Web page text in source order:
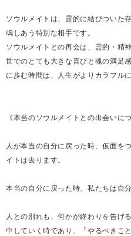
ソウルメイトは、霊的に結びついた
鳴しあう特別な相手です。
ソウルメイトとの再会は、霊的・精
世でのとても大きな喜びと魂の満足
に歩む時間は、人生がよりカラフル
《本当のソウルメイトとの出会いに
人が本当の自分に戻った時、仮面を
イトは去ります。
本当の自分に戻った時、私たちは自
人との別れも、何かが終わりを告げ
中していく時であり、「やるべきこ